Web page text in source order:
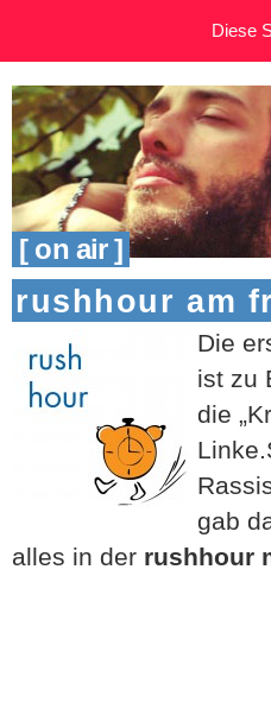
[ on air ]
rushhour am
Die
ist zu
die
gab
alles in der rushhour
Diese